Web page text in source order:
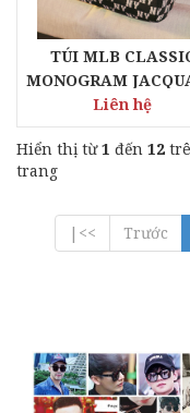
TÚI MLB
MONOGRAM
S-BOSTON BAG
YORK YANKEES
Liên hệ
Hiển thị từ1 đến 12
trang
|<< Trước